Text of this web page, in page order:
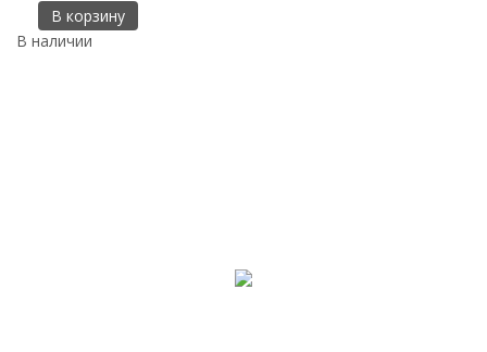
В корзину
В наличии